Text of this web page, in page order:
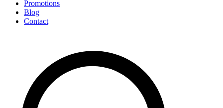
Promotions
Blog
Contact